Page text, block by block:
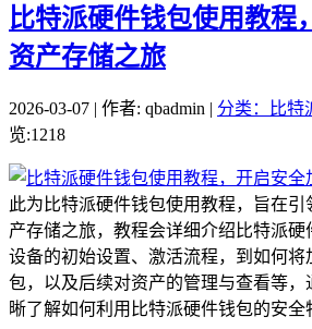
比特派硬件钱包使用教程
资产存储之旅
2026-03-07 | 作者: qbadmin | 分类：比特
览:1218
此为比特派硬件钱包使用教程，旨在
产存储之旅，教程会详细介绍比特派
设备的初始设置、激活流程，到如何
包，以及后续对资产的管理与查看等
晰了解如何利用比特派硬件钱包的安全